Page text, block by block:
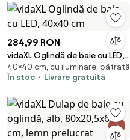
284,99 RON
vidaXL Oglindă de baie cu LED,
40x40 cm
40×40 cm, cu iluminare, pătrată
În stoc
Livrare gratuită